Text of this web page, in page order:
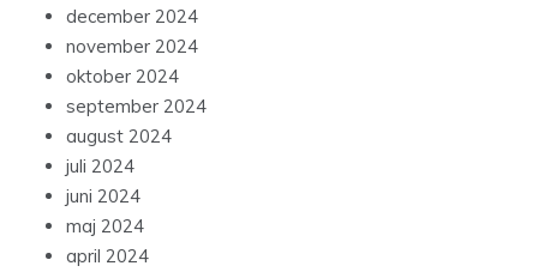
december 2024
november 2024
oktober 2024
september 2024
august 2024
juli 2024
juni 2024
maj 2024
april 2024